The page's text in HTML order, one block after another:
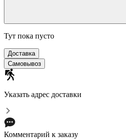
Тут пока пусто
Доставка
Самовывоз
Указать адрес доставки
Комментарий к заказу